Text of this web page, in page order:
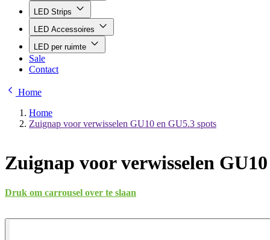
LED Strips
LED Accessoires
LED per ruimte
Sale
Contact
Home
Home
Zuignap voor verwisselen GU10 en GU5.3 spots
Zuignap voor verwisselen
Druk om carrousel over te slaan